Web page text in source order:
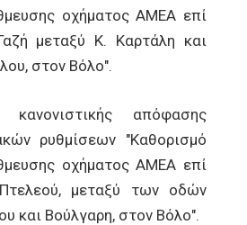
οχήματος ΑΜΕΑ επί
μεταξύ Κ. Καρτάλη και
στον Βόλο".
κανονιστικής απόφασης
ρυθμίσεων "Καθορισμό
οχήματος ΑΜΕΑ επί
μεταξύ των οδών
και Βούλγαρη, στον Βόλο".